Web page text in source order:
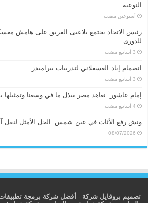
النوعية
‏أسبوعين مضت
رئيس الاتحاد يجتمع بلاعبى الفريق على هامش
للدورى
انضمام إياد العسقلاني لتدريبات بيراميدز
إمام عاشور: نعاهد مصر ببذل ما في وسعنا وتمثيلها
ونش رفع الأثاث في عين شمس: الحل الأمثل لنقل
08/07/2026
تصميم بروفايل شركة -أفضل شركة برمجة